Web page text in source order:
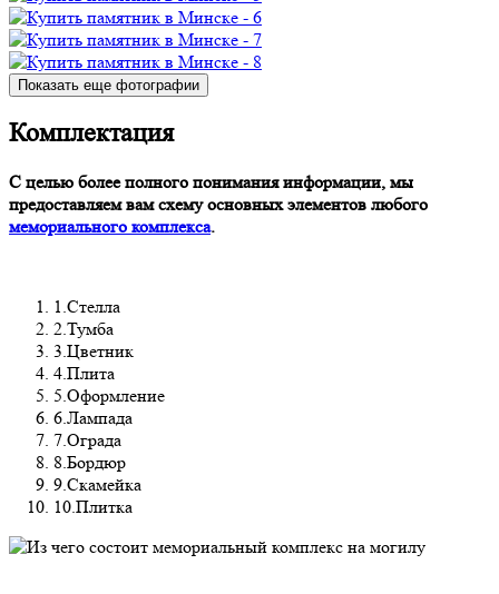
Показать еще фотографии
Комплектация
С целью более полного понимания информации, мы
предоставляем вам схему основных элементов любого
мемориального комплекса.
1.Стелла
2.Тумба
3.Цветник
4.Плита
5.Оформление
6.Лампада
7.Ограда
8.Бордюр
9.Скамейка
10.Плитка